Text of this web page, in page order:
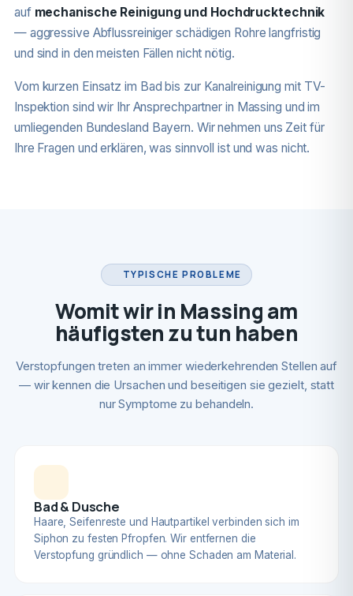
auf mechanische Reinigung und Hochdrucktechnik
— aggressive Abflussreiniger schädigen Rohre langfristig
und sind in den meisten Fällen nicht nötig.
Vom kurzen Einsatz im Bad bis zur Kanalreinigung mit TV-
Inspektion sind wir Ihr Ansprechpartner in Massing und im
umliegenden Bundesland Bayern. Wir nehmen uns Zeit für
Ihre Fragen und erklären, was sinnvoll ist und was nicht.
TYPISCHE PROBLEME
Womit wir in Massing am
häufigsten zu tun haben
Verstopfungen treten an immer wiederkehrenden Stellen auf
— wir kennen die Ursachen und beseitigen sie gezielt, statt
nur Symptome zu behandeln.
Bad & Dusche
Haare, Seifenreste und Hautpartikel verbinden sich im
Siphon zu festen Pfropfen. Wir entfernen die
Verstopfung gründlich — ohne Schaden am Material.